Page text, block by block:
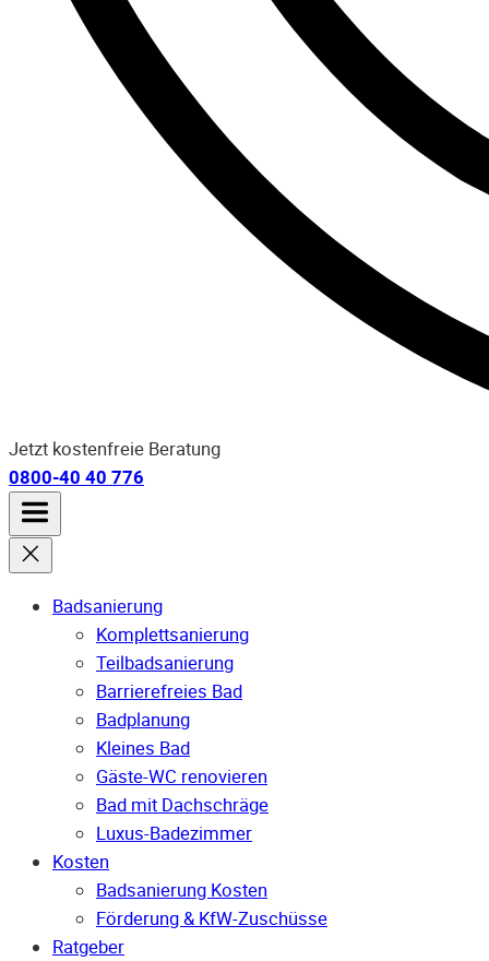
Jetzt kostenfreie Beratung
0800-40 40 776
Badsanierung
Komplettsanierung
Teilbadsanierung
Barrierefreies Bad
Badplanung
Kleines Bad
Gäste-WC renovieren
Bad mit Dachschräge
Luxus-Badezimmer
Kosten
Badsanierung Kosten
Förderung & KfW-Zuschüsse
Ratgeber